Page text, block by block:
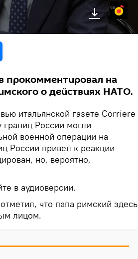
Яндекс.Музыка
прокомментировал на
о действиях НАТО.
итальянской газете Corriere
России могли
военной операции на
России привел к реакции
но, вероятно,
в аудиоверсии.
что папа римский здесь
лицом.